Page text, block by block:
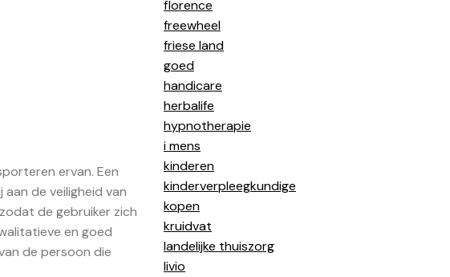
ervan. Een
de veiligheid van
de gebruiker zich
en goed
de persoon die
florence
freewheel
friese land
goed
handicare
herbalife
hypnotherapie
i mens
kinderen
kinderverpleegkundige
kopen
kruidvat
landelijke thuiszorg
livio